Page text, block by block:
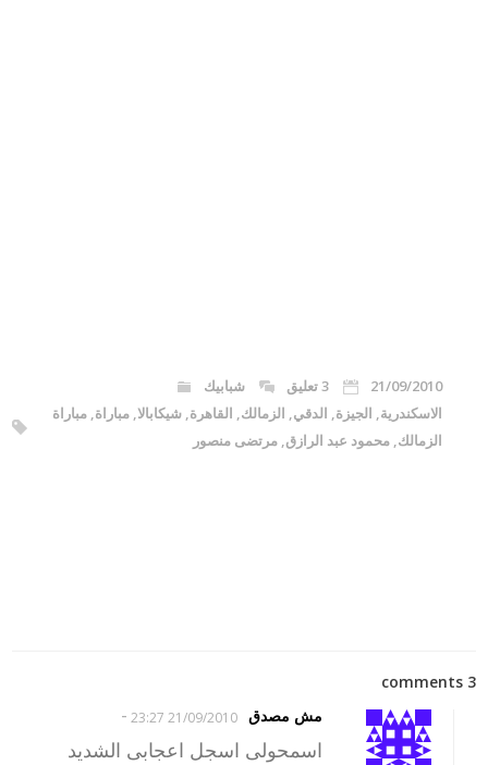
21/09/2010 3 تعليق
شبابيك
الاسكندرية, الجيزة, الدقي, الزمالك, القاهرة,شيكابالا,مباراة,مباراة
الزمالك,محمود عبد الرازق,مرتضى منصور
3 comments
مش مصدق
21/09/2010 23:27
-
اسمحولى اسجل اعجابى الشديد